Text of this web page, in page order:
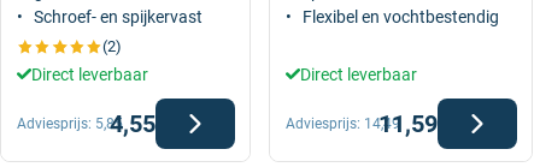
Schroef- en spijkervast
(2)
Direct leverbaar
4,55
Adviesprijs: 5,85
Flexibel en vochtbestendig
Direct leverbaar
11,59
Adviesprijs: 14,49